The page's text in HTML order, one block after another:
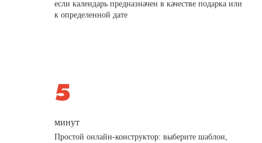
если календарь предназначен в качестве подарка или
к определенной дате
минут
Простой онлайн-конструктор: выберите шаблон,